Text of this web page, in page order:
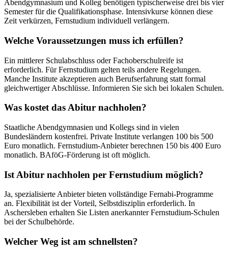
Abendgymnasium und Kolleg benötigen typischerweise drei bis vier
Semester für die Qualifikationsphase. Intensivkurse können diese
Zeit verkürzen, Fernstudium individuell verlängern.
Welche Voraussetzungen muss ich erfüllen?
Ein mittlerer Schulabschluss oder Fachoberschulreife ist
erforderlich. Für Fernstudium gelten teils andere Regelungen.
Manche Institute akzeptieren auch Berufserfahrung statt formal
gleichwertiger Abschlüsse. Informieren Sie sich bei lokalen Schulen.
Was kostet das Abitur nachholen?
Staatliche Abendgymnasien und Kollegs sind in vielen
Bundesländern kostenfrei. Private Institute verlangen 100 bis 500
Euro monatlich. Fernstudium-Anbieter berechnen 150 bis 400 Euro
monatlich. BAföG-Förderung ist oft möglich.
Ist Abitur nachholen per Fernstudium möglich?
Ja, spezialisierte Anbieter bieten vollständige Fernabi-Programme
an. Flexibilität ist der Vorteil, Selbstdisziplin erforderlich. In
Aschersleben erhalten Sie Listen anerkannter Fernstudium-Schulen
bei der Schulbehörde.
Welcher Weg ist am schnellsten?